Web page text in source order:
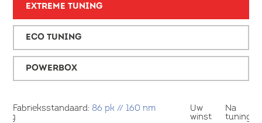
EXTREME TUNING
ECO TUNING
POWERBOX
Fabrieksstandaard: 86 pk // 160 nm
Uw
winst
Na
tuning